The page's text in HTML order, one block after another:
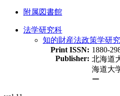
附属図書館
法学研究科
知的財産法政策学研究
Print ISSN: 1880-
Publisher: 北海道
海道大
ー